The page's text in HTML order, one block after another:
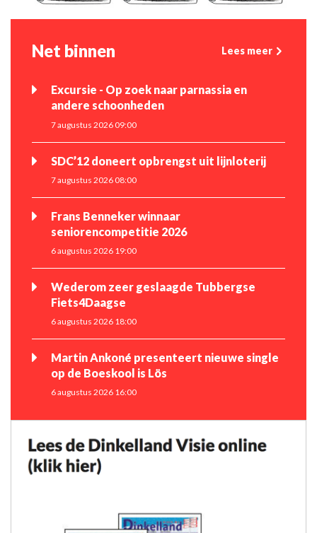
Net binnen Lees meer
Excursie - Op zoek naar parnassia en
andere schoonheden
7 augustus 2026 09:00
SDC’12 doneert opbrengst uit lijnloterij
7 augustus 2026 08:00
Frans Benneker winnaar
seniorencompetitie 2026
6 augustus 2026 19:00
Wederom zeer geslaagde Tubbergse
Fiets4Daagse
6 augustus 2026 18:00
Martin Ankoné presenteert nieuwe single
op de Boeskool is Lös
6 augustus 2026 16:00